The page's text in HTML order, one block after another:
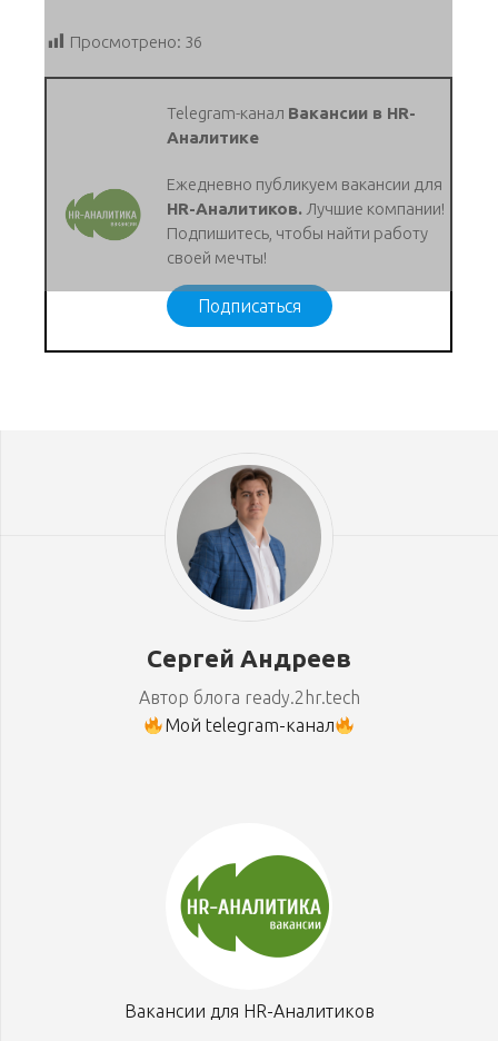
Просмотрено: 36
Telegram-канал Вакансии в HR-
Аналитике
Ежедневно публикуем вакансии для
HR-Аналитиков. Лучшие компании!
Подпишитесь, чтобы найти работу
своей мечты!
Подписаться
Сергей Андреев
Автор блога ready.2hr.tech
Мой telegram-канал
Вакансии для HR-Аналитиков